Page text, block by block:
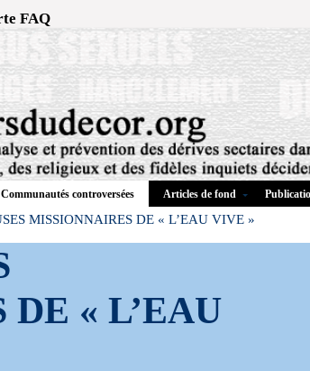
FAQ
Communautés controversées Articles de fond
MISSIONNAIRES DE « L’EAU VIVE »
« L’EAU